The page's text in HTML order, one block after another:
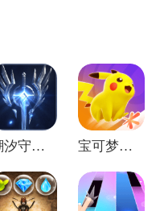
潮汐守望者 宝可梦大集结